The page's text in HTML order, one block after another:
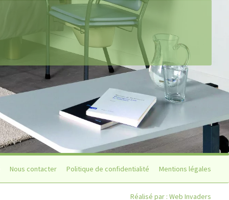
Nous contacter Politique de confidentialité Mentions légales
Réalisé par : Web Invaders